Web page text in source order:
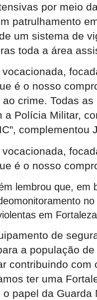
por meio
patrulhamento
um sistema de
toda a área
vocacionada,
é o nosso
crime. Todas
a Polícia Militar,
complementou
vocacionada,
é o nosso
lembrou que, em
em
de
a população
contribuindo com
ter uma
papel da Guarda